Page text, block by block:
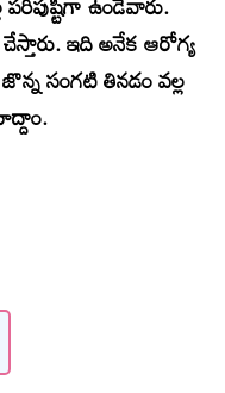
ఇది అనేక ఆరోగ్య
సంగటి తినడం వల్ల